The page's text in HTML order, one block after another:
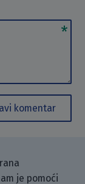
komentar
je pomoći